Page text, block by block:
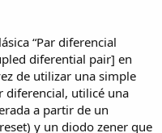
“Par diferencial
diferential pair] en
de utilizar una simple
diferencial, utilicé una
a partir de un
y un diodo zener que